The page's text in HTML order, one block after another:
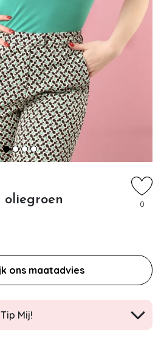
0
ons maatadvies
Mij!